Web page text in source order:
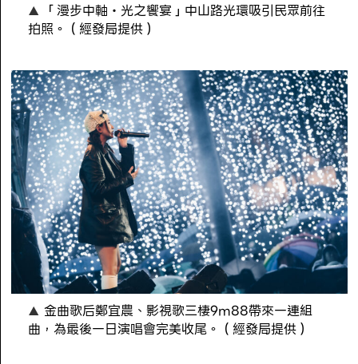
「漫步中軸・光之饗宴」中山路光環吸引民眾前往
拍照。（經發局提供）
金曲歌后鄭宜農、影視歌三棲9m88帶來一連組
曲，為最後一日演唱會完美收尾。（經發局提供）